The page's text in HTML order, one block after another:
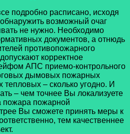
подробно расписано, исходя
возможный очаг
не нужно. Необходимо
документов, а отнюдь
противопожарного
корректное
АПС приемо-контрольного
дымовых пожарных
– сколько угодно. И
– чем точнее Вы локализуете
пожара пожарной
Вы сможете принять меры к
тем качественнее